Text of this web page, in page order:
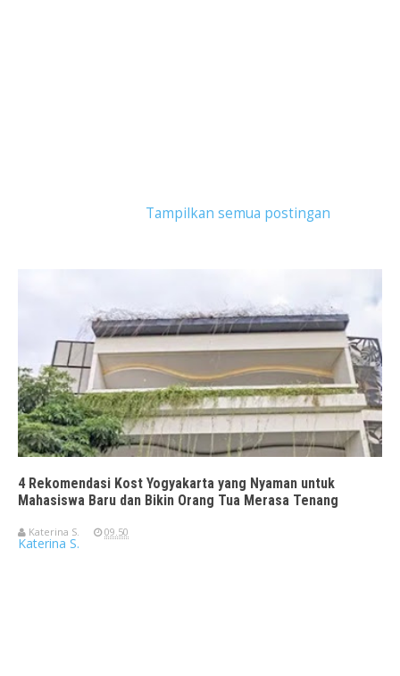
Tampilkan semua postingan
4 Rekomendasi Kost Yogyakarta yang Nyaman untuk
Mahasiswa Baru dan Bikin Orang Tua Merasa Tenang
Katerina S. 09.50
Katerina S.